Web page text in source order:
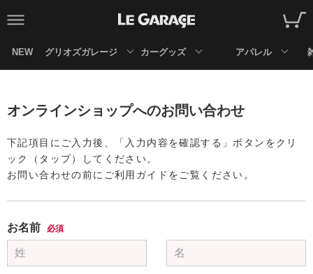
NEW グリオズガレージ カーグッズ アパレル
オンラインショップへのお問い合わせ
下記項目にご入力後、「入力内容を確認する」ボタンをクリ
ック（タップ）してください。
お問い合わせの前にご利用ガイドをご覧ください。
お名前 必須